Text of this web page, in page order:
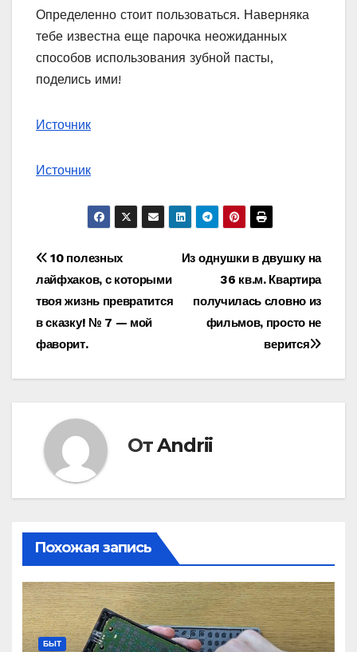
Определенно стоит пользоваться. Наверняка
тебе известна еще парочка неожиданных
способов использования зубной пасты,
поделись ими!
Источник
Источник
Навигация
по
записям
Из однушки в двушку на
36 кв.м. Квартира
получилась словно из
фильмов, просто не
верится
10 полезных
лайфхаков, с которыми
твоя жизнь превратится
в сказку! № 7 — мой
фаворит.
ОтAndrii
Похожая запись
БЫТ